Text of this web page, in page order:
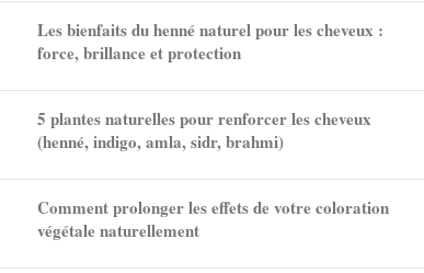
Les bienfaits du henné naturel pour les cheveux :
force, brillance et protection
5 plantes naturelles pour renforcer les cheveux
(henné, indigo, amla, sidr, brahmi)
Comment prolonger les effets de votre coloration
végétale naturellement